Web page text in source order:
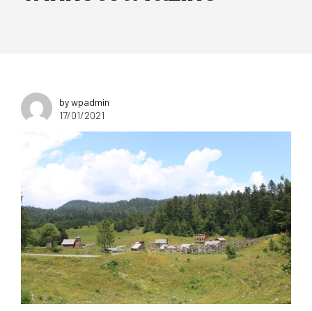
by wpadmin
17/01/2021